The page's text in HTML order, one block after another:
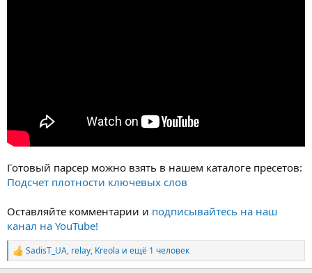
Готовый парсер можно взять в нашем каталоге пресетов:
Подсчет плотности ключевых слов
Оставляйте комментарии и подписывайтесь на наш
канал на YouTube!
Р
е
SadisT_UA, relay, Kreola и ещё 1 человек